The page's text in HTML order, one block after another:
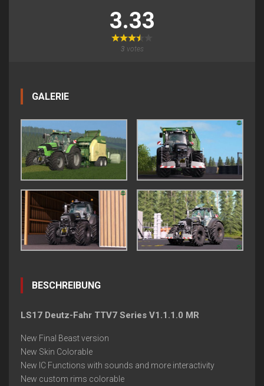
3.33
3 votes
GALERIE
BESCHREIBUNG
LS17 Deutz-Fahr TTV7 Series V1.1.1.0 MR
New Final Beast version
New Skin Colorable
New IC Functions with sounds and more interactivity
New custom rims colorable